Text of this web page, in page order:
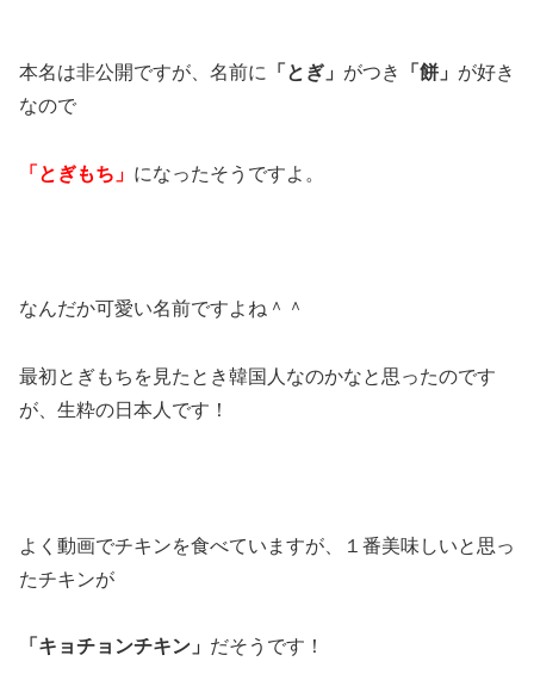
本名は非公開ですが、名前に 「とぎ」 がつき 「餅」 が好き
なので
「とぎもち」 になったそうですよ。
なんだか可愛い名前ですよね＾＾
最初とぎもちを見たとき韓国人なのかなと思ったのです
が、生粋の日本人です！
よく動画でチキンを食べていますが、１番美味しいと思っ
たチキンが
「キョチョンチキン」 だそうです！